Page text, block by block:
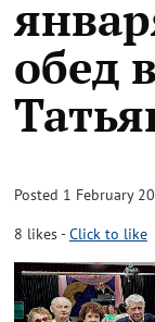
обед
Posted 1 February
8 likes-Click to like